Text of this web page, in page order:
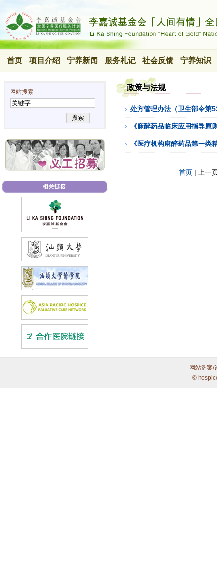
首页 项目介绍 宁养新闻 服务札记 社会反馈 宁养知识
网站搜索
搜索
政策与法规
处方管理办法（卫生部令第
《麻醉药品临床应用指导
《医疗机构麻醉药品第一
首页 | 上一
网站备案/
©